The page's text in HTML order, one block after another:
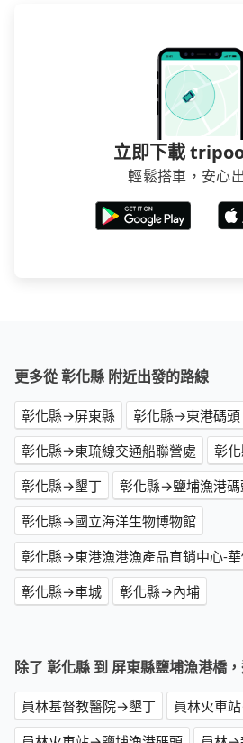
立即下載
輕鬆搭車，安心
更多從 彰化縣 附近出發的路線
彰化縣→屏東縣
彰化縣→東港碼頭
彰化縣→東琉線交通船聯營處
彰
彰化縣→墾丁
彰化縣→鹽埔漁港碼
彰化縣→國立海洋生物博物館
彰化縣→東港漁港漁產品直銷中心-
彰化縣→車城
彰化縣→內埔
除了 彰化縣 到 屏東縣鹽埔漁港橋
員林基督教醫院→墾丁
員林火車